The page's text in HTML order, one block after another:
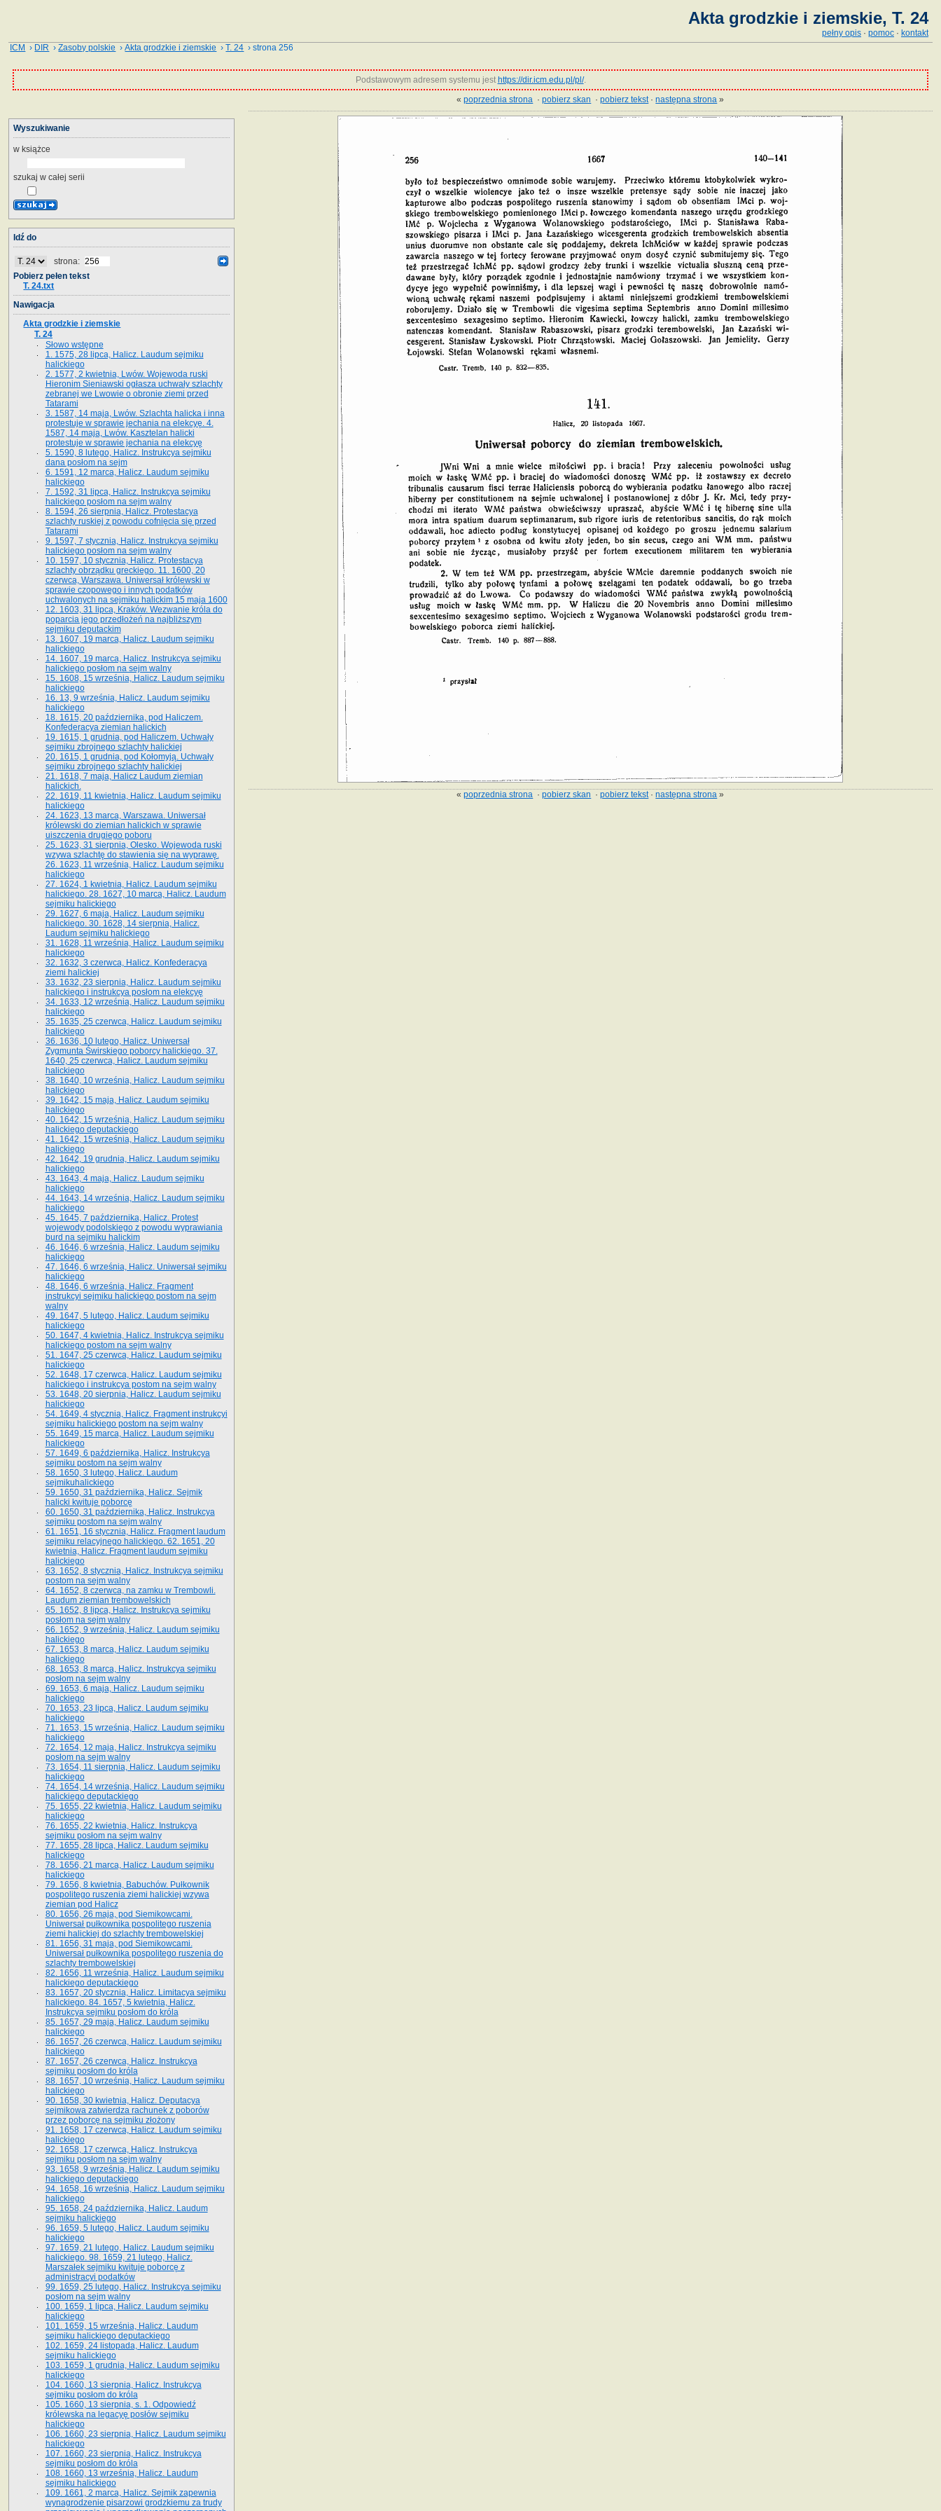
Akta grodzkie i ziemskie, T. 24
pełny opis · pomoc · kontakt
ICM › DIR ›Zasoby polskie ›Akta grodzkie i ziemskie ›T. 24 › strona 256
Podstawowym adresem systemu jest https://dir.icm.edu.pl/pl/.
«poprzednia strona ·pobierz skan ·pobierz tekst·następna strona »
«poprzednia strona ·pobierz skan ·pobierz tekst·następna strona »
Wyszukiwanie
w książce
szukaj w całej serii
Idź do
strona:
Pobierz pełen tekst
T. 24.txt
Nawigacja
Akta grodzkie i ziemskie
T. 24
Słowo wstępne
1. 1575, 28 lipca, Halicz. Laudum sejmiku
halickiego
2. 1577, 2 kwietnia, Lwów. Wojewoda ruski
Hieronim Sieniawski ogłasza uchwały szlachty
zebranej we Lwowie o obronie ziemi przed
Tatarami
3. 1587, 14 maja, Lwów. Szlachta halicka i inna
protestuje w sprawie jechania na elekcyę. 4.
1587, 14 maja, Lwów. Kasztelan halicki
protestuje w sprawie jechania na elekcyę
5. 1590, 8 lutego, Halicz. Instrukcya sejmiku
dana posłom na sejm
6. 1591, 12 marca, Halicz. Laudum sejmiku
halickiego
7. 1592, 31 lipca, Halicz. Instrukcya sejmiku
halickiego posłom na sejm walny
8. 1594, 26 sierpnia, Halicz. Protestacya
szlachty ruskiej z powodu cofnięcia się przed
Tatarami
9. 1597, 7 stycznia, Halicz. Instrukcya sejmiku
halickiego posłom na sejm walny
10. 1597, 10 stycznia, Halicz. Protestacya
szlachty obrządku greckiego. 11. 1600, 20
czerwca, Warszawa. Uniwersał królewski w
sprawie czopowego i innych podatków
uchwalonych na sejmiku halickim 15 maja 1600
12. 1603, 31 lipca, Kraków. Wezwanie króla do
poparcia jego przedłożeń na najbliższym
sejmiku deputackim
13. 1607, 19 marca, Halicz. Laudum sejmiku
halickiego
14. 1607, 19 marca, Halicz. Instrukcya sejmiku
halickiego posłom na sejm walny
15. 1608, 15 września, Halicz. Laudum sejmiku
halickiego
16. 13, 9 września, Halicz. Laudum sejmiku
halickiego
18. 1615, 20 października, pod Haliczem.
Konfederacya ziemian halickich
19. 1615, 1 grudnia, pod Haliczem. Uchwały
sejmiku zbrojnego szlachty halickiej
20. 1615, 1 grudnia, pod Kołomyją. Uchwały
sejmiku zbrojnego szlachty halickiej
21. 1618, 7 maja, Halicz Laudum ziemian
halickich.
22. 1619, 11 kwietnia, Halicz. Laudum sejmiku
halickiego
24. 1623, 13 marca, Warszawa. Uniwersał
królewski do ziemian halickich w sprawie
uiszczenia drugiego poboru
25. 1623, 31 sierpnia, Olesko. Wojewoda ruski
wzywa szlachtę do stawienia się na wyprawę.
26. 1623, 11 września, Halicz. Laudum sejmiku
halickiego
27. 1624, 1 kwietnia, Halicz. Laudum sejmiku
halickiego. 28. 1627, 10 marca, Halicz. Laudum
sejmiku halickiego
29. 1627, 6 maja, Halicz. Laudum sejmiku
halickiego. 30. 1628, 14 sierpnia, Halicz.
Laudum sejmiku halickiego
31. 1628, 11 września, Halicz. Laudum sejmiku
halickiego
32. 1632, 3 czerwca, Halicz. Konfederacya
ziemi halickiej
33. 1632, 23 sierpnia, Halicz. Laudum sejmiku
halickiego i instrukcya posłom na elekcyę
34. 1633, 12 września, Halicz. Laudum sejmiku
halickiego
35. 1635, 25 czerwca, Halicz. Laudum sejmiku
halickiego
36. 1636, 10 lutego, Halicz. Uniwersał
Zygmunta Świrskiego poborcy halickiego. 37.
1640, 25 czerwca, Halicz. Laudum sejmiku
halickiego
38. 1640, 10 września, Halicz. Laudum sejmiku
halickiego
39. 1642, 15 maja, Halicz. Laudum sejmiku
halickiego
40. 1642, 15 września, Halicz. Laudum sejmiku
halickiego deputackiego
41. 1642, 15 września, Halicz. Laudum sejmiku
halickiego
42. 1642, 19 grudnia, Halicz. Laudum sejmiku
halickiego
43. 1643, 4 maja, Halicz. Laudum sejmiku
halickiego
44. 1643, 14 września, Halicz. Laudum sejmiku
halickiego
45. 1645, 7 października, Halicz. Protest
wojewody podolskiego z powodu wyprawiania
burd na sejmiku halickim
46. 1646, 6 września, Halicz. Laudum sejmiku
halickiego
47. 1646, 6 września, Halicz. Uniwersał sejmiku
halickiego
48. 1646, 6 września, Halicz. Fragment
instrukcyi sejmiku halickiego postom na sejm
walny
49. 1647, 5 lutego, Halicz. Laudum sejmiku
halickiego
50. 1647, 4 kwietnia, Halicz. Instrukcya sejmiku
halickiego postom na sejm walny
51. 1647, 25 czerwca, Halicz. Laudum sejmiku
halickiego
52. 1648, 17 czerwca, Halicz. Laudum sejmiku
halickiego i instrukcya postom na sejm walny
53. 1648, 20 sierpnia, Halicz. Laudum sejmiku
halickiego
54. 1649, 4 stycznia, Halicz. Fragment instrukcyi
sejmiku halickiego postom na sejm walny
55. 1649, 15 marca, Halicz. Laudum sejmiku
halickiego
57. 1649, 6 października, Halicz. Instrukcya
sejmiku postom na sejm walny
58. 1650, 3 lutego, Halicz. Laudum
sejmikuhalickiego
59. 1650, 31 października, Halicz. Sejmik
halicki kwituje poborcę
60. 1650, 31 października, Halicz. Instrukcya
sejmiku postom na sejm walny
61. 1651, 16 stycznia, Halicz. Fragment laudum
sejmiku relacyjnego halickiego. 62. 1651, 20
kwietnia, Halicz. Fragment laudum sejmiku
halickiego
63. 1652, 8 stycznia, Halicz. Instrukcya sejmiku
postom na sejm walny
64. 1652, 8 czerwca, na zamku w Trembowli.
Laudum ziemian trembowelskich
65. 1652, 8 lipca, Halicz. Instrukcya sejmiku
posłom na sejm walny
66. 1652, 9 września, Halicz. Laudum sejmiku
halickiego
67. 1653, 8 marca, Halicz. Laudum sejmiku
halickiego
68. 1653, 8 marca, Halicz. Instrukcya sejmiku
posłom na sejm walny
69. 1653, 6 maja, Halicz. Laudum sejmiku
halickiego
70. 1653, 23 lipca, Halicz. Laudum sejmiku
halickiego
71. 1653, 15 września, Halicz. Laudum sejmiku
halickiego
72. 1654, 12 maja, Halicz. Instrukcya sejmiku
posłom na sejm walny
73. 1654, 11 sierpnia, Halicz. Laudum sejmiku
halickiego
74. 1654, 14 września, Halicz. Laudum sejmiku
halickiego deputackiego
75. 1655, 22 kwietnia, Halicz. Laudum sejmiku
halickiego
76. 1655, 22 kwietnia, Halicz. Instrukcya
sejmiku posłom na sejm walny
77. 1655, 28 lipca, Halicz. Laudum sejmiku
halickiego
78. 1656, 21 marca, Halicz. Laudum sejmiku
halickiego
79. 1656, 8 kwietnia, Babuchów. Pułkownik
pospolitego ruszenia ziemi halickiej wzywa
ziemian pod Halicz
80. 1656, 26 maja, pod Siemikowcami.
Uniwersał pułkownika pospolitego ruszenia
ziemi halickiej do szlachty trembowelskiej
81. 1656, 31 maja, pod Siemikowcami.
Uniwersał pułkownika pospolitego ruszenia do
szlachty trembowelskiej
82. 1656, 11 września, Halicz. Laudum sejmiku
halickiego deputackiego
83. 1657, 20 stycznia, Halicz. Limitacya sejmiku
halickiego. 84. 1657, 5 kwietnia, Halicz.
Instrukcya sejmiku posłom do króla
85. 1657, 29 maja, Halicz. Laudum sejmiku
halickiego
86. 1657, 26 czerwca, Halicz. Laudum sejmiku
halickiego
87. 1657, 26 czerwca, Halicz. Instrukcya
sejmiku posłom do króla
88. 1657, 10 września, Halicz. Laudum sejmiku
halickiego
90. 1658, 30 kwietnia, Halicz. Deputacya
sejmikowa zatwierdza rachunek z poborów
przez poborcę na sejmiku złożony
91. 1658, 17 czerwca, Halicz. Laudum sejmiku
halickiego
92. 1658, 17 czerwca, Halicz. Instrukcya
sejmiku posłom na sejm walny
93. 1658, 9 września, Halicz. Laudum sejmiku
halickiego deputackiego
94. 1658, 16 września, Halicz. Laudum sejmiku
halickiego
95. 1658, 24 października, Halicz. Laudum
sejmiku halickiego
96. 1659, 5 lutego, Halicz. Laudum sejmiku
halickiego
97. 1659, 21 lutego, Halicz. Laudum sejmiku
halickiego. 98. 1659, 21 lutego, Halicz.
Marszałek sejmiku kwituje poborcę z
administracyi podatków
99. 1659, 25 lutego, Halicz. Instrukcya sejmiku
posłom na sejm walny
100. 1659, 1 lipca, Halicz. Laudum sejmiku
halickiego
101. 1659, 15 września, Halicz. Laudum
sejmiku halickiego deputackiego
102. 1659, 24 listopada, Halicz. Laudum
sejmiku halickiego
103. 1659, 1 grudnia, Halicz. Laudum sejmiku
halickiego
104. 1660, 13 sierpnia, Halicz. Instrukcya
sejmiku posłom do króla
105. 1660, 13 sierpnia, s. 1. Odpowiedź
królewska na legacyę posłów sejmiku
halickiego
106. 1660, 23 sierpnia, Halicz. Laudum sejmiku
halickiego
107. 1660, 23 sierpnia, Halicz. Instrukcya
sejmiku posłom do króla
108. 1660, 13 września, Halicz. Laudum
sejmiku halickiego
109. 1661, 2 marca, Halicz. Sejmik zapewnia
wynagrodzenie pisarzowi grodzkiemu za trudy